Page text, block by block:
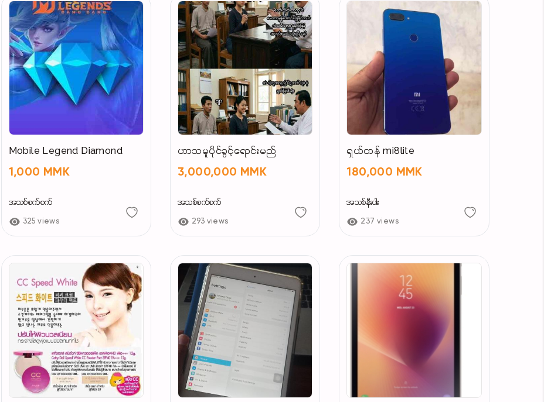
Mobile Legend Diamond
1,000 MMK
အသစ်စက်စက်
325 views
ဟာသမူပိုင်ခွင့်ရောင်းမည်
3,000,000 MMK
အသစ်စက်စက်
293 views
ရှယ်တန် mi8lite
180,000 MMK
အသစ်နီးပါး
237 views